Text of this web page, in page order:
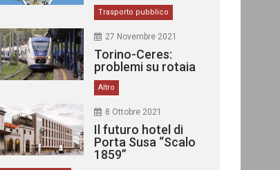
Trasporto pubblico
27 Novembre 2021
Torino-Ceres:
problemi su rotaia
Altro
8 Ottobre 2021
Il futuro hotel di
Porta Susa “Scalo
1859”